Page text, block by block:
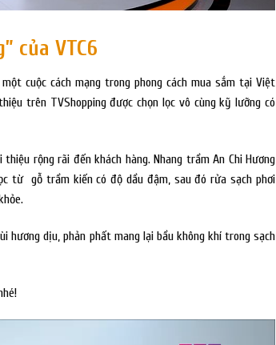
của VTC6
cuộc cách mạng trong phong cách mua sắm tại Việt
trên TVShopping được chọn lọc vô cùng kỹ lưỡng có
thiệu rộng rãi đến khách hàng. Nhang trầm An Chi Hương
từ gỗ trầm kiến có độ dầu đậm, sau đó rửa sạch phơi
hương dịu, phản phất mang lại bầu không khí trong sạch